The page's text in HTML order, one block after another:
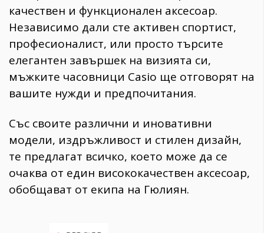
качествен и функционален аксесоар.
Независимо дали сте активен спортист,
професионалист, или просто търсите
елегантен завършек на визията си,
мъжките часовници Casio ще отговорят на
вашите нужди и предпочитания.
Със своите различни и иновативни
модели, издръжливост и стилен дизайн,
те предлагат всичко, което може да се
очаква от един висококачествен аксесоар,
обобщават от екипа на Гюлиян.